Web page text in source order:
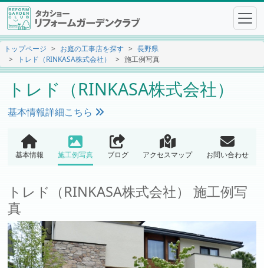
トップページ お庭の工事店を探す
長野県
トレド（RINKASA株式会社）
施工例写真
トレド（RINKASA株式会社）
基本情報詳細こちら
基本情報 施工例写真 ブログ アクセスマップ お問い合わせ
トレド（RINKASA株式会社） 施工例写
真